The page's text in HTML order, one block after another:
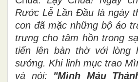
Rước Lễ Lần Đầu là ngày
con đã mặc những bộ áo
trưng cho tâm hồn trong
tiến lên bàn thờ với lòng
sướng. Khi linh mục trao
và nói: "Mình Máu